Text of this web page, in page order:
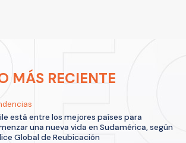
MÁS RECIENTE
está entre los mejores países para
una nueva vida en Sudamérica, según
Global de Reubicación